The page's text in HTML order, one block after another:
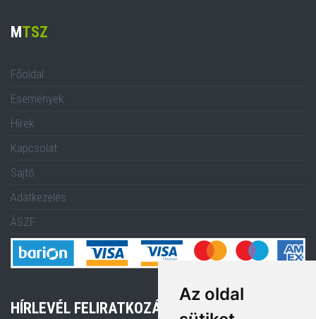
Az oldal
MTSZ
Főoldal
Események
Hírek
Kapcsolat
Sajtó
Adatkezelés
ÁSZF
HÍRLEVÉL FELIRATKOZÁS